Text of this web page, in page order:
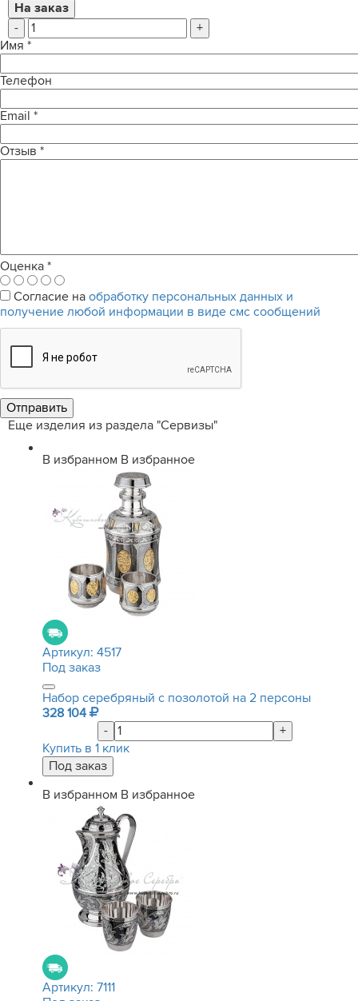
-
+
Имя *
Телефон
Email *
Отзыв *
Оценка *
Согласие на обработку персональных данных и
получение любой информации в виде смс сообщений
Еще изделия из раздела "Сервизы"
В избранном В избранное
Артикул: 4517
Под заказ
Набор серебряный с позолотой на 2 персоны
328 104
-
+
Купить в 1 клик
В избранном В избранное
Артикул: 7111